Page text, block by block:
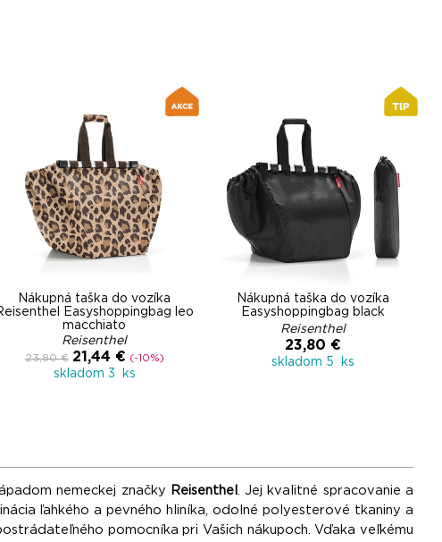
Nákupná taška do vozíka
Easyshoppingbag leo
macchiato
Reisenthel
23,80 € 21,44 € (-10%)
skladom 3 ks
Nákupná taška do vozíka
Easyshoppingbag black
Reisenthel
23,80 €
skladom 5 ks
nemeckej značky Reisenthel . Jej kvalitné spracovanie a
ľahkého a pevného hliníka, odolné polyesterové tkaniny a
pomocníka pri Vašich nákupoch. Vďaka veľkému